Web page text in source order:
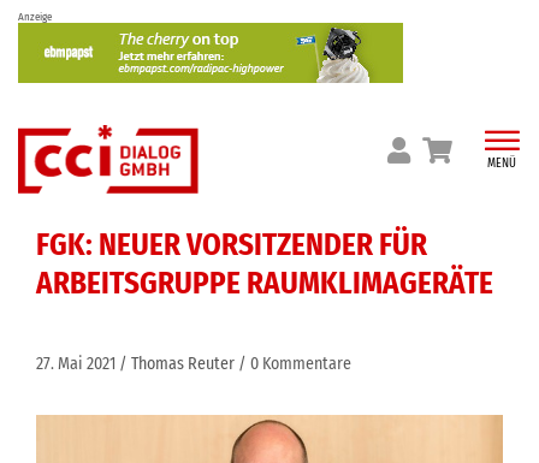
Skip
content
Anzeige
MENÜ
FGK: NEUER VORSITZENDER FÜR
ARBEITSGRUPPE RAUMKLIMAGERÄTE
27. Mai 2021 Thomas Reuter 0 Kommentare